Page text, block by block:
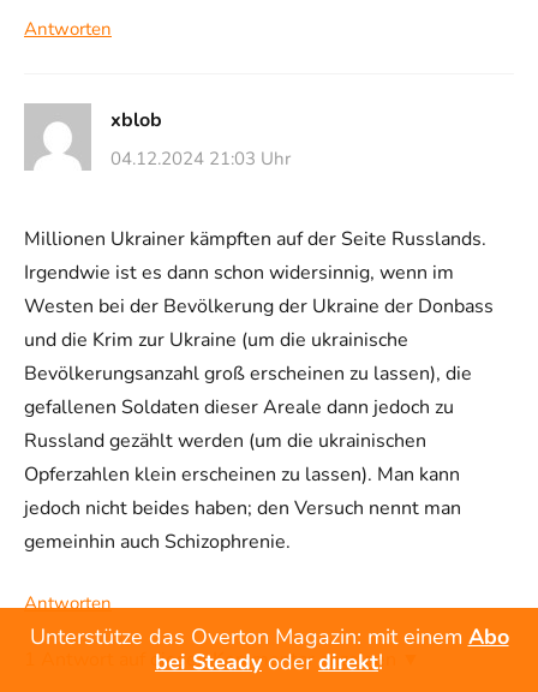
Antworten
xblob
04.12.2024 21:03 Uhr
Millionen Ukrainer kämpften auf der Seite Russlands.
Irgendwie ist es dann schon widersinnig, wenn im
Westen bei der Bevölkerung der Ukraine der Donbass
und die Krim zur Ukraine (um die ukrainische
Bevölkerungsanzahl groß erscheinen zu lassen), die
gefallenen Soldaten dieser Areale dann jedoch zu
Russland gezählt werden (um die ukrainischen
Opferzahlen klein erscheinen zu lassen). Man kann
jedoch nicht beides haben; den Versuch nennt man
gemeinhin auch Schizophrenie.
Antworten
1 Antwort auf diesen Kommentar anzeigen ▼
Unterstütze das Overton Magazin: mit einem Abo
bei Steady oderdirekt!